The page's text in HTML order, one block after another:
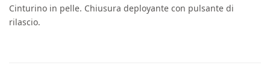
Cinturino in pelle. Chiusura deployante con pulsante di
rilascio.